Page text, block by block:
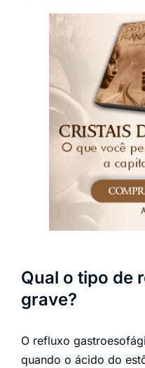
Qual o tipo de
grave?
O refluxo
quando o ácido do